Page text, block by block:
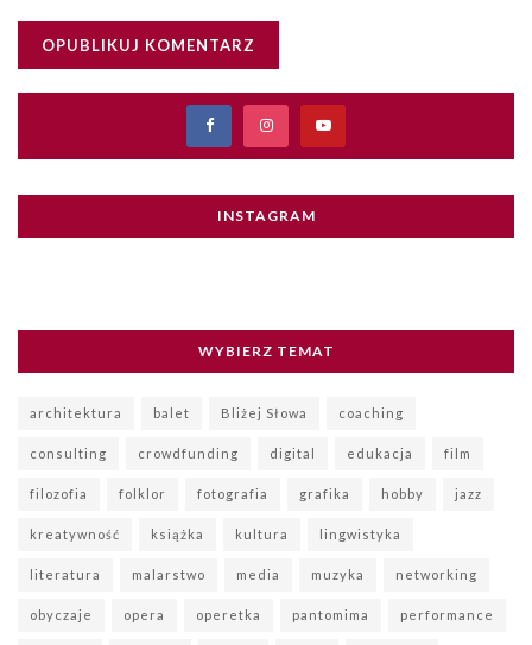
INSTAGRAM
WYBIERZ TEMAT
architektura balet Bliżej Słowa coaching
consulting crowdfunding digital edukacja film
filozofia folklor fotografia grafika hobby jazz
kreatywność książka kultura lingwistyka
literatura malarstwo media muzyka networking
obyczaje opera operetka pantomima performance